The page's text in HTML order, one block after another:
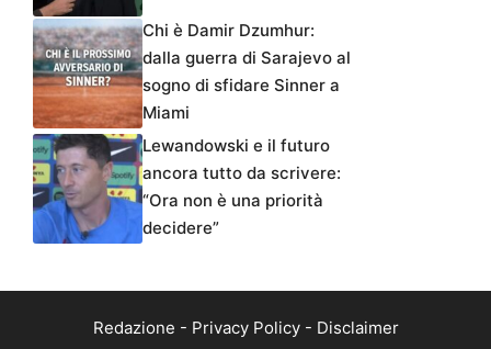
Chi è Damir Dzumhur:
dalla guerra di Sarajevo al
sogno di sfidare Sinner a
Miami
Lewandowski e il futuro
ancora tutto da scrivere:
“Ora non è una priorità
decidere”
Redazione - Privacy Policy- Disclaimer